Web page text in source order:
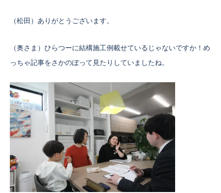
（松田）ありがとうございます。
（奥さま）ひらつーに結構施工例載せているじゃないですか！め
っちゃ記事をさかのぼって見たりしていましたね。